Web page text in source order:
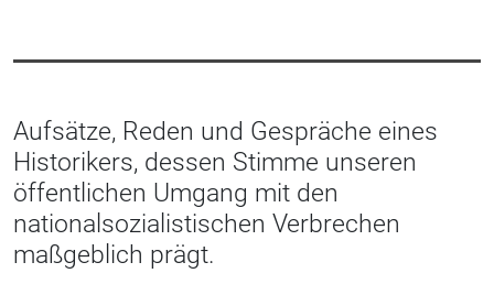
Aufsätze, Reden und Gespräche eines
Historikers, dessen Stimme unseren
öffentlichen Umgang mit den
nationalsozialistischen Verbrechen
maßgeblich prägt.